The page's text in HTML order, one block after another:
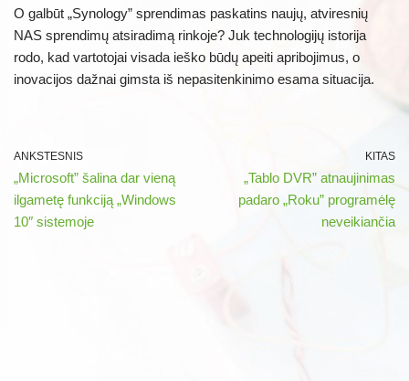
O galbūt „Synology” sprendimas paskatins naujų, atviresnių
NAS sprendimų atsiradimą rinkoje? Juk technologijų istorija
rodo, kad vartotojai visada ieško būdų apeiti apribojimus, o
inovacijos dažnai gimsta iš nepasitenkinimo esama situacija.
ANKSTESNIS
„Microsoft” šalina dar vieną
ilgametę funkciją „Windows
10″ sistemoje
KITAS
„Tablo DVR” atnaujinimas
padaro „Roku” programėlę
neveikiančia